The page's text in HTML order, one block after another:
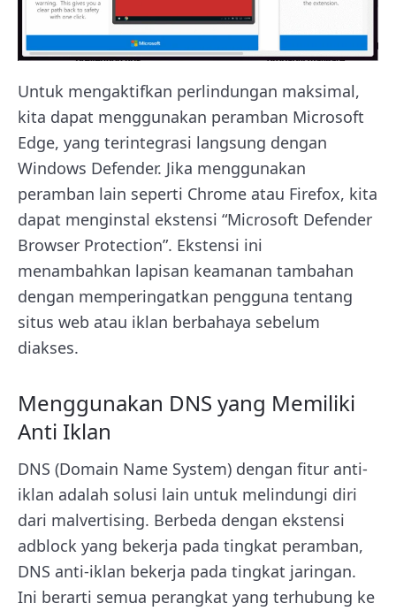
Untuk mengaktifkan perlindungan maksimal,
kita dapat menggunakan peramban Microsoft
Edge, yang terintegrasi langsung dengan
Windows Defender. Jika menggunakan
peramban lain seperti Chrome atau Firefox, kita
dapat menginstal ekstensi “Microsoft Defender
Browser Protection”. Ekstensi ini
menambahkan lapisan keamanan tambahan
dengan memperingatkan pengguna tentang
situs web atau iklan berbahaya sebelum
diakses.
Menggunakan DNS yang Memiliki
Anti Iklan
DNS (Domain Name System) dengan fitur anti-
iklan adalah solusi lain untuk melindungi diri
dari malvertising. Berbeda dengan ekstensi
adblock yang bekerja pada tingkat peramban,
DNS anti-iklan bekerja pada tingkat jaringan.
Ini berarti semua perangkat yang terhubung ke